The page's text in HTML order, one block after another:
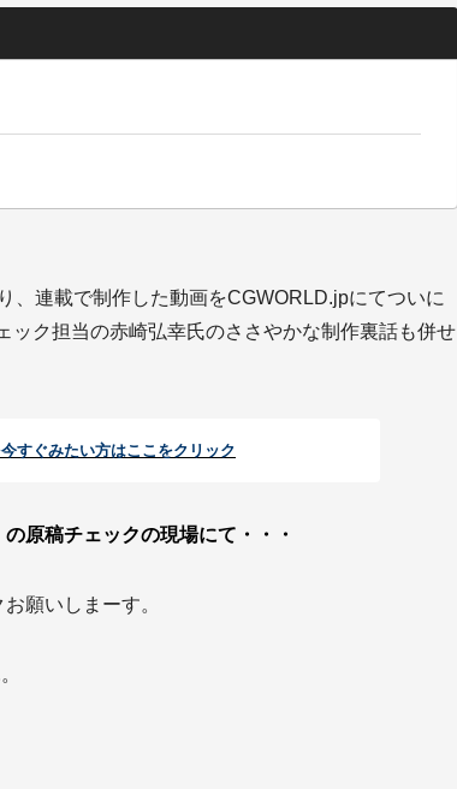
、連載で制作した動画をCGWORLD.jpにてついに
ック担当の赤崎弘幸氏のささやかな制作裏話も併せ
すぐみたい方はここをクリック︎
原稿チェックの現場にて・・・
願いしまーす。